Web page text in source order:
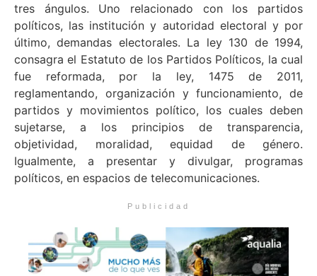
tres ángulos. Uno relacionado con los partidos
políticos, las institución y autoridad electoral y por
último, demandas electorales. La ley 130 de 1994,
consagra el Estatuto de los Partidos Políticos, la cual
fue reformada, por la ley, 1475 de 2011,
reglamentando, organización y funcionamiento, de
partidos y movimientos político, los cuales deben
sujetarse, a los principios de transparencia,
objetividad, moralidad, equidad de género.
Igualmente, a presentar y divulgar, programas
políticos, en espacios de telecomunicaciones.
Publicidad